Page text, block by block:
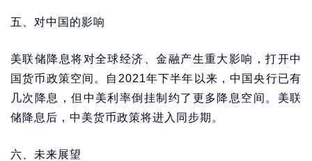
五、对中国的影响
美联储降息将对全球经济、金融产生重大影响，打开中
国货币政策空间。自2021年下半年以来，中国央行已有
几次降息，但中美利率倒挂制约了更多降息空间。美联
储降息后，中美货币政策将进入同步期。
六、未来展望